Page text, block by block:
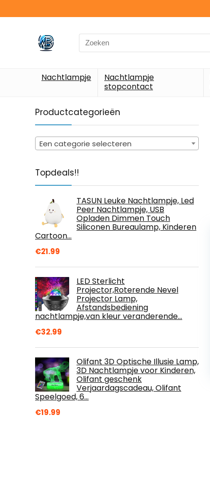
Search
for:
Nachtlampje
Nachtlampje
stopcontact
Productcategorieën
Een categorie selecteren
Topdeals!!
TASUN Leuke Nachtlampje, Led
Peer Nachtlampje, USB
Opladen Dimmen Touch
Siliconen Bureaulamp, Kinderen
Cartoon…
€21.99
LED Sterlicht
Projector,Roterende Nevel
Projector Lamp,
Afstandsbediening
nachtlampje,van kleur veranderende…
€32.99
Olifant 3D Optische Illusie Lamp,
3D Nachtlampje voor Kinderen,
Olifant geschenk
Verjaardagscadeau, Olifant
Speelgoed, 6…
€19.99